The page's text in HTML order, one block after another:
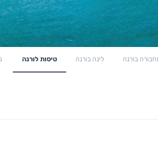
בורנה לינה בורנה טיסות לורנה